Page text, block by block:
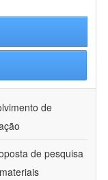
de
de pesquisa